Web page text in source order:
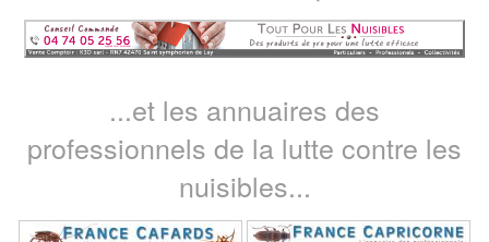
...et les annuaires des
professionnels de la lutte contre les
nuisibles...